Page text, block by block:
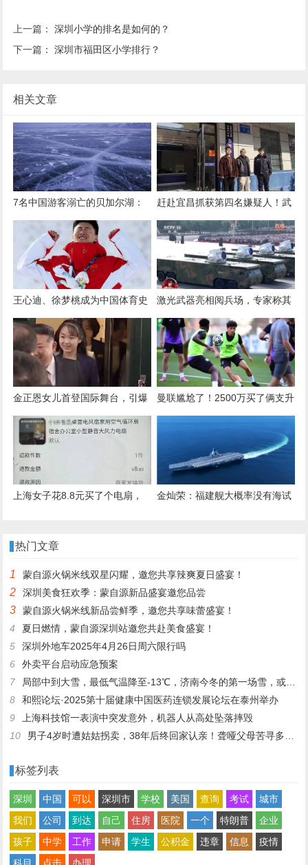
上一篇：深圳小学的排名是如何的？
下一篇：深圳市福田区小学排行？
相关文章
7名中国游客溺亡的贝加尔湖：
20多天前刚有事故致同胞伤亡
赶赴宜昌抓获第四名嫌疑人！武
昌警方今年累计缴获烟花爆竹
4963件
王心迪、徐梦桃成为中国体育史
上第五对奥运金牌夫妇
激光武器亮相阅兵场，专家称其
不到1秒可摧毁来袭导弹无人机
金正恩女儿首登国际舞台，引爆
接班传闻！英国首相被架空，工
党内斗成全武行…
曼联尴尬了！2500万买了俩支升
班马都不要的门将，原因曝光太
上海女子花8.8元买了个电扇，
汗
金灿荣：福建舰大概率没有海试
热门文章
1 蒙自源火锅米线双星闪耀，邀您共享辣爽夏日盛宴！
2 深圳美食狂欢季：蒙自源新品盛宴邀您品尝
3
蒙自源火锅米线新品尝鲜季，邀您共享味蕾盛宴！
4
夏日燃情，蒙自源深圳站邀您共赴美食盛宴！
5
深圳外地车2025年4月26日周六限行吗
6
外卖平台启动应急预案
7
局部中到大雪，最低气温降至-13℃，济南今冬的第一场雪，或跟去年同一时间！
8
和熙论坛·2025第十届健康中国医药连锁发展论坛在泰州举办
9
上海科技馆一表演中突发意外，机器人从高处坠落摔毁
10
男子4岁时遭姑姑拐卖，38年后终回家认亲！聋哑父母苦寻多年，母亲已抱憾离世丨红星寻人
标签列表
深圳 中国 可以 深圳市 学校 美国 查询 考试
城市
我们
公司 到达 自己 住房 医院 一个 特朗普
企业
孩子
中学 工作 申请 学生 公积金 违章 信息
疫情